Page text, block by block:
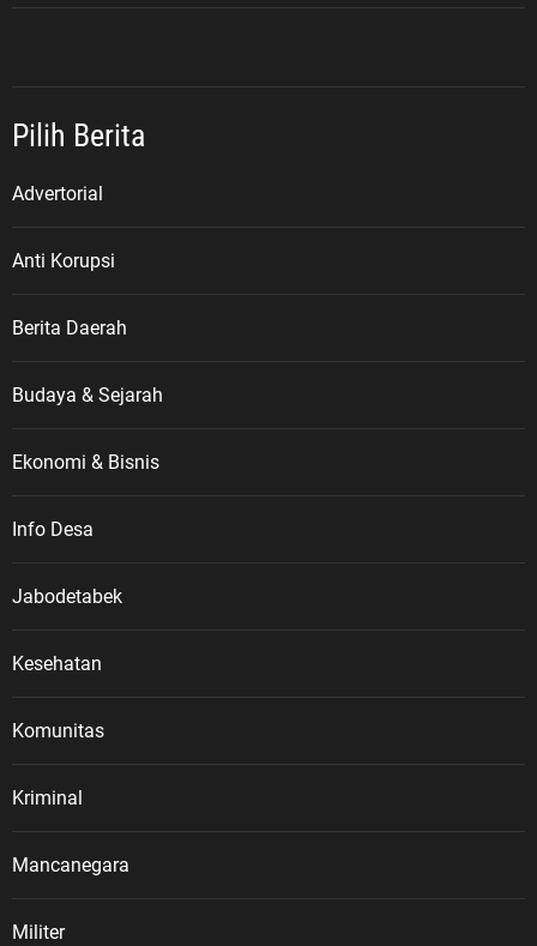
Pilih Berita
Advertorial
Anti Korupsi
Berita Daerah
Budaya & Sejarah
Ekonomi & Bisnis
Info Desa
Jabodetabek
Kesehatan
Komunitas
Kriminal
Mancanegara
Militer